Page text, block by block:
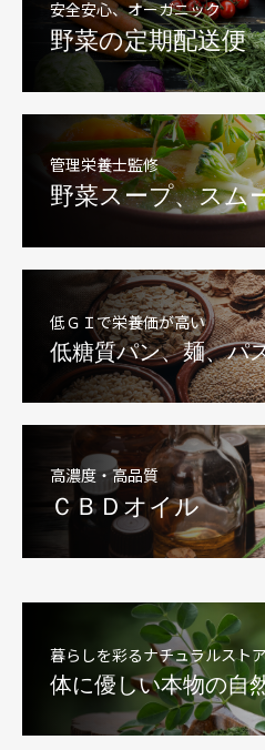
安全安心、オーガニック
野菜の定期配送便
管理栄養士監修
野菜スープ、スム
低ＧＩで栄養価が高い
低糖質パン、麺、パ
高濃度・高品質
ＣＢＤオイル
暮らしを彩るナチュラルストア
体に優しい本物の自